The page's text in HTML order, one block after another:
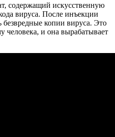
содержащий искусственную
вируса. После инъекции
копии вируса. Это
человека, и она вырабатывает